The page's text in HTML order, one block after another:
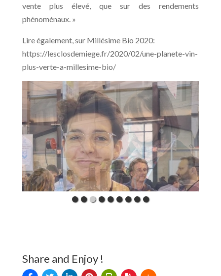
vente plus élevé, que sur des rendements
phénoménaux. »
Lire également, sur Millésime Bio 2020:
https://lesclosdemiege.fr/2020/02/une-planete-vin-
plus-verte-a-millesime-bio/
Share and Enjoy !